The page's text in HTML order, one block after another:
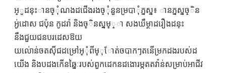
អ្ូដនុះានច្ុំណងដជើងរងច្ុំនួនម្របាុំភ្នស្ន៖ ានភ្នស្នច្ិន
អ្ង់ដេាស ជប៉ុន កូដរ៉ា និងច្ិនស្នម្្ា សងឃឹម្ថាដរឿងដនុះ
នឹងជួយជនបរដេសឱយ
យល់ោន់ចតសុីជដម្រៅអ្ុំពីម្ុែាត់ចបាកៗតនេីម្រកដងរបស់ដ
យើង និងបដងកើនឆ្នៃៈរបស់ពួកដេកនដងោរម្កតតវ៉ាន់សម្រាប់អាជីវ